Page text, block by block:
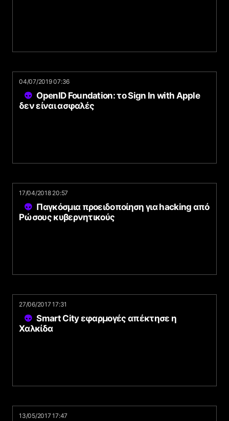
04/07/2019 07:36
OpenID Foundation: το Sign In with Apple
δεν είναι ασφαλές
17/04/2018 20:57
Παγκόσμια προειδοποίηση για hacking από
Ρώσους κυβερνητικούς
27/06/2017 17:31
Smart City εφαρμογές απέκτησε η
Χαλκίδα
13/05/2017 17:47